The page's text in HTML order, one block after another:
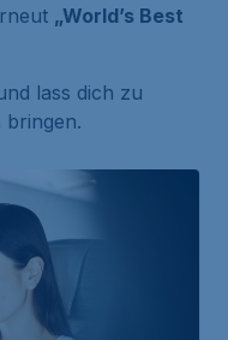
„World’s Best
lass dich zu
bringen.